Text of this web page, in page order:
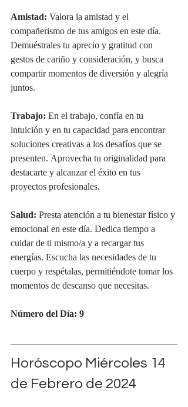
Amistad: Valora la amistad y el
compañerismo de tus amigos en este día.
Demuéstrales tu aprecio y gratitud con
gestos de cariño y consideración, y busca
compartir momentos de diversión y alegría
juntos.
Trabajo: En el trabajo, confía en tu
intuición y en tu capacidad para encontrar
soluciones creativas a los desafíos que se
presenten. Aprovecha tu originalidad para
destacarte y alcanzar el éxito en tus
proyectos profesionales.
Salud: Presta atención a tu bienestar físico y
emocional en este día. Dedica tiempo a
cuidar de ti mismo/a y a recargar tus
energías. Escucha las necesidades de tu
cuerpo y respétalas, permitiéndote tomar los
momentos de descanso que necesitas.
Número del Día: 9
Horóscopo Miércoles 14
de Febrero de 2024